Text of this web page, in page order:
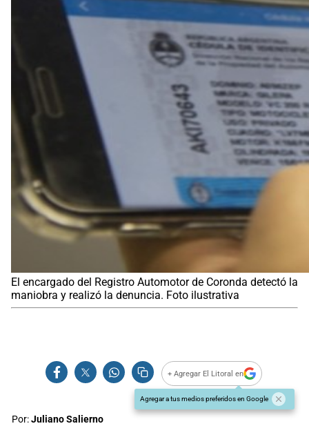
El encargado del Registro Automotor de Coronda detectó la
maniobra y realizó la denuncia. Foto ilustrativa
+ Agregar El Litoral en
Agregar a tus medios preferidos en Google
Por:Juliano Salierno